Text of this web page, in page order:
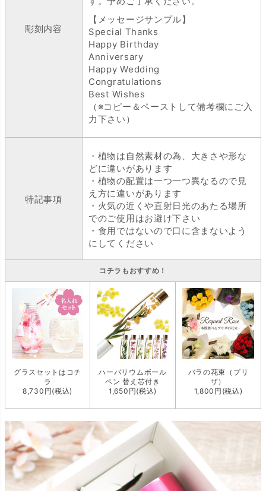
彫刻内容
【メッセージサンプル】
Special Thanks
Happy Birthday
Anniversary
Happy Wedding
Congratulations
Best Wishes
（※コピー＆ペーストして備考欄にご入
力下さい）
特記事項
・植物は自然素材の為、大きさや形な
どに違いがあります
・植物の配置は一つ一つ異なるので見
え方に違いがあります
・火気の近くや直射日光のあたる場所
でのご使用はお避け下さい
・食用ではないので口に含まないよう
にしてください
コチラもおすすめ！
グラスセットはコチ
ラ
8,730円(税込)
ハーバリウムボール
ペン 替え芯付き
1,650円(税込)
バラの花束（プリ
ザ）
1,800円(税込)